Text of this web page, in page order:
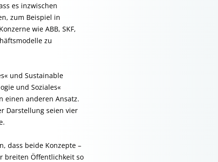
es inzwischen
zum Beispiel in
wie ABB, SKF,
zu
und Sustainable
und Soziales«
einen anderen Ansatz.
Darstellung seien vier
dass beide Konzepte –
breiten Öffentlichkeit so